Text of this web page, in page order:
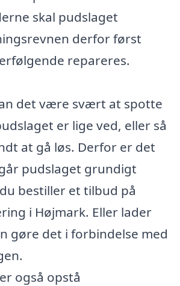
skal pudslaget
derfor først
repareres.
det være svært at spotte
er lige ved, eller så
at gå løs. Derfor er det
pudslaget grundigt
bestiller et tilbud på
i Højmark. Eller lader
gøre det i forbindelse med
også opstå